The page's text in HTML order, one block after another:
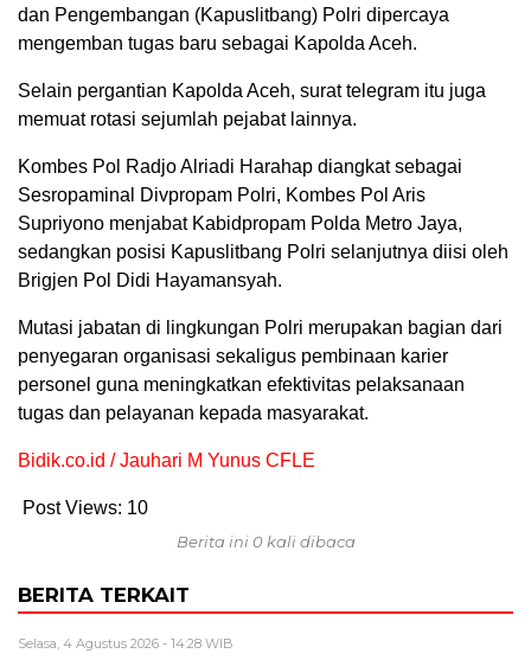
dan Pengembangan (Kapuslitbang) Polri dipercaya
mengemban tugas baru sebagai Kapolda Aceh.
Selain pergantian Kapolda Aceh, surat telegram itu juga
memuat rotasi sejumlah pejabat lainnya.
Kombes Pol Radjo Alriadi Harahap diangkat sebagai
Sesropaminal Divpropam Polri, Kombes Pol Aris
Supriyono menjabat Kabidpropam Polda Metro Jaya,
sedangkan posisi Kapuslitbang Polri selanjutnya diisi oleh
Brigjen Pol Didi Hayamansyah.
Mutasi jabatan di lingkungan Polri merupakan bagian dari
penyegaran organisasi sekaligus pembinaan karier
personel guna meningkatkan efektivitas pelaksanaan
tugas dan pelayanan kepada masyarakat.
Bidik.co.id / Jauhari M Yunus CFLE
Post Views: 10
Berita ini 0 kali dibaca
BERITA TERKAIT
Selasa, 4 Agustus 2026 - 14:28 WIB